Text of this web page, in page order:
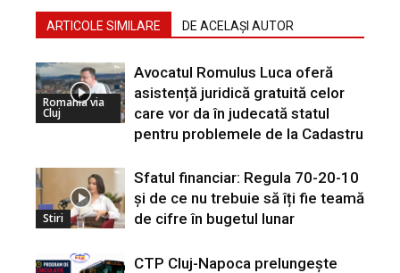
ARTICOLE SIMILARE DE ACELAȘI AUTOR
Romania via
Cluj
Avocatul Romulus Luca oferă
asistență juridică gratuită celor
care vor da în judecată statul
pentru problemele de la Cadastru
Stiri
Sfatul financiar: Regula 70-20-10
și de ce nu trebuie să îți fie teamă
de cifre în bugetul lunar
CTP Cluj-Napoca prelungește